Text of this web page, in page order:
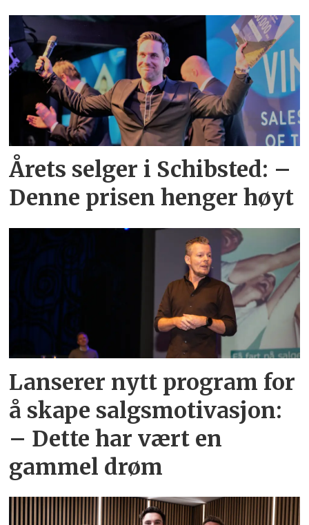
Årets selger i Schibsted: –
Denne prisen henger høyt
Lanserer nytt program for
å skape salgsmotivasjon:
– Dette har vært en
gammel drøm